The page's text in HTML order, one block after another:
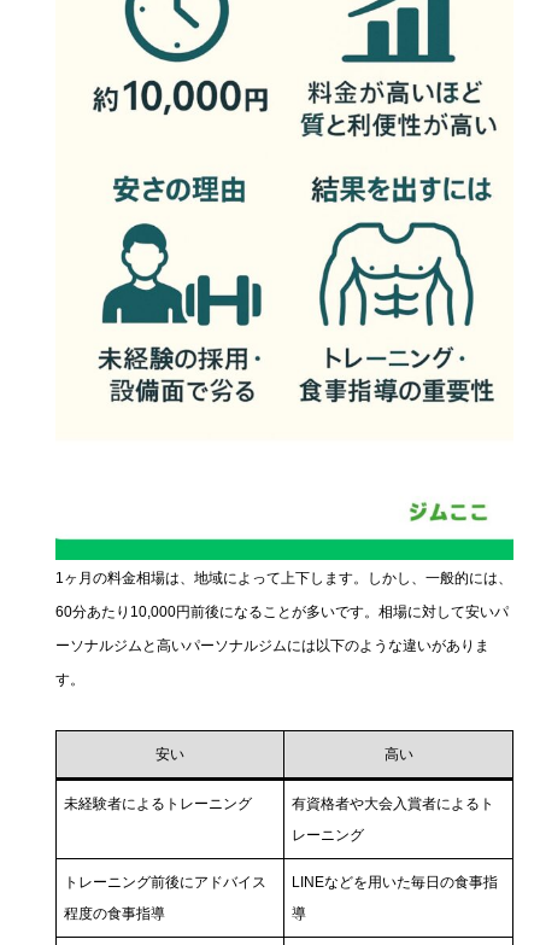
1ヶ月の料金相場は、地域によって上下します。しかし、一般的には、
60分あたり10,000円前後になることが多いです。相場に対して安いパ
ーソナルジムと高いパーソナルジムには以下のような違いがありま
す。
安い 高い
未経験者によるトレーニング
有資格者や大会入賞者によるト
レーニング
トレーニング前後にアドバイス
程度の食事指導
LINEなどを用いた毎日の食事指
導